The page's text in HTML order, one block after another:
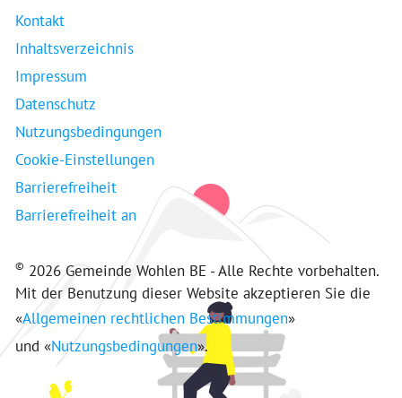
Kontakt
Inhaltsverzeichnis
Impressum
Datenschutz
Nutzungsbedingungen
Cookie-Einstellungen
Barrierefreiheit
Barrierefreiheit an
© 2026 Gemeinde Wohlen BE - Alle Rechte vorbehalten.
Mit der Benutzung dieser Website akzeptieren Sie die
«Allgemeinen rechtlichen Bestimmungen»
und «Nutzungsbedingungen».